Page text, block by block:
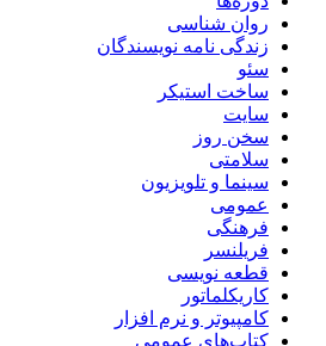
روان شناسی
زندگی نامه نویسندگان
سئو
ساخت استیکر
سایت
سخن روز
سلامتی
سینما و تلویزیون
عمومی
فرهنگی
فریلنسر
قطعه نویسی
کاریکلماتور
کامپیوتر و نرم افزار
کتاب‌های عمومی